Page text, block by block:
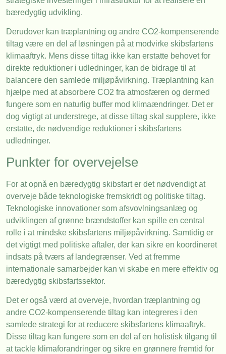
bæredygtig udvikling.
Derudover kan træplantning og andre CO2-kompenserende
tiltag være en del af løsningen på at modvirke skibsfartens
klimaaftryk. Mens disse tiltag ikke kan erstatte behovet for
direkte reduktioner i udledninger, kan de bidrage til at
balancere den samlede miljøpåvirkning. Træplantning kan
hjælpe med at absorbere CO2 fra atmosfæren og dermed
fungere som en naturlig buffer mod klimaændringer. Det er
dog vigtigt at understrege, at disse tiltag skal supplere, ikke
erstatte, de nødvendige reduktioner i skibsfartens
udledninger.
Punkter for overvejelse
For at opnå en bæredygtig skibsfart er det nødvendigt at
overveje både teknologiske fremskridt og politiske tiltag.
Teknologiske innovationer som afsvovlningsanlæg og
udviklingen af grønne brændstoffer kan spille en central
rolle i at mindske skibsfartens miljøpåvirkning. Samtidig er
det vigtigt med politiske aftaler, der kan sikre en koordineret
indsats på tværs af landegrænser. Ved at fremme
internationale samarbejder kan vi skabe en mere effektiv og
bæredygtig skibsfartssektor.
Det er også værd at overveje, hvordan træplantning og
andre CO2-kompenserende tiltag kan integreres i den
samlede strategi for at reducere skibsfartens klimaaftryk.
Disse tiltag kan fungere som en del af en holistisk tilgang til
at tackle klimaforandringer og sikre en grønnere fremtid for